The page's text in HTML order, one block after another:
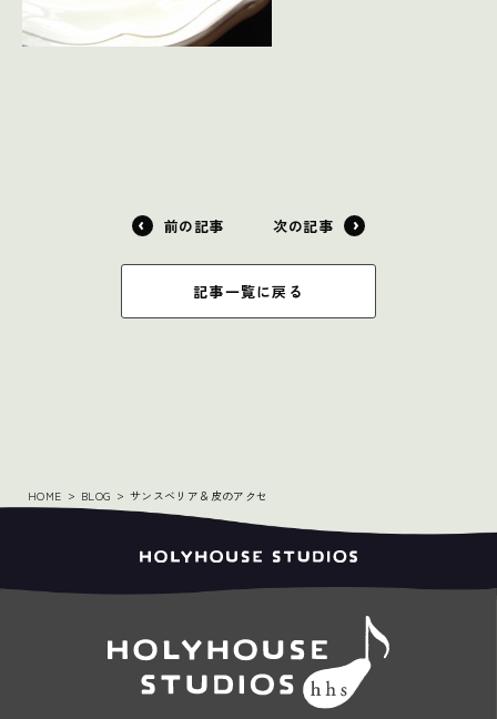
前の記事
記事一覧に戻る
次の記事
HOME BLOG サンスベリア＆皮のアクセ